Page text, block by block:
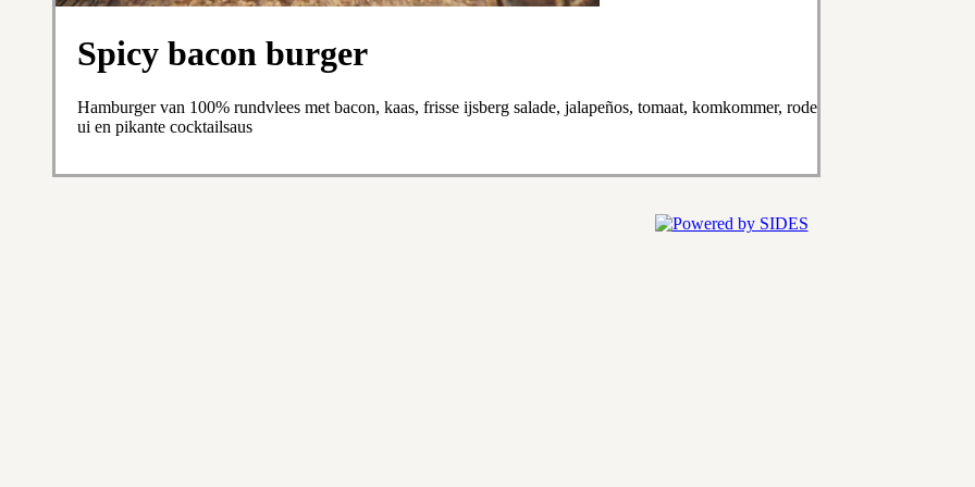
Spicy bacon burger
Hamburger van 100% rundvlees met bacon, kaas, frisse ijsberg salade, jalapeños, tomaat, komkommer, rode
ui en pikante cocktailsaus